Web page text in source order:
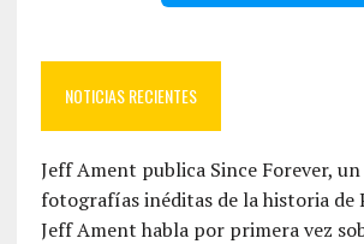
NOTICIAS RECIENTES
Jeff Ament publica Since Forever,
fotografías inéditas de la historia de
Jeff Ament habla por primera vez